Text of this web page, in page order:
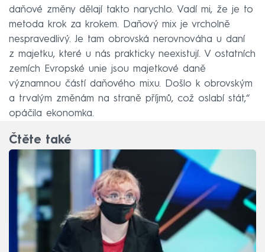
daňové změny dělají takto narychlo. Vadí mi, že je to
metoda krok za krokem. Daňový mix je vrcholně
nespravedlivý. Je tam obrovská nerovnováha u daní
z majetku, které u nás prakticky neexistují. V ostatních
zemích Evropské unie jsou majetkové daně
významnou částí daňového mixu. Došlo k obrovským
a trvalým změnám na straně příjmů, což oslabí stát,“
opáčila ekonomka.
Čtěte také